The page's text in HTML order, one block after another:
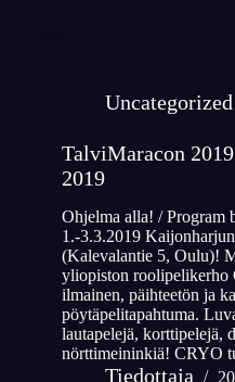
Uncategorized
TalviMaracon
2019
Ohjelma alla! / Program
1.-3.3.2019
(Kalevalantie 5, Oulu)!
yliopiston roolipelikerho
ilmainen, päihteetön ja
pöytäpelitapahtuma.
lautapelejä, korttipelejä,
nörttimeininkiä! CRYO
Tiedottaja